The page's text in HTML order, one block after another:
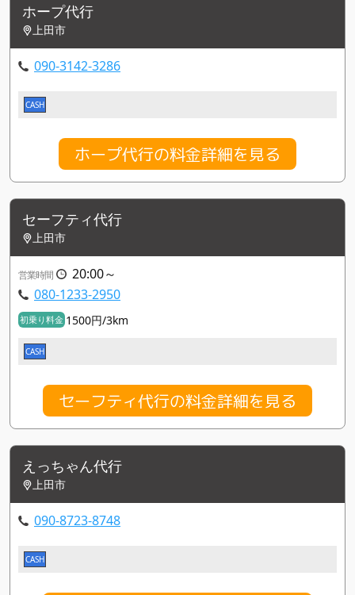
ホープ代行
上田市
090-3142-3286
CASH
ホープ代行の料金詳細を見る
セーフティ代行
上田市
営業時間
20:00～
080-1233-2950
初乗り料金 1500円/3km
CASH
セーフティ代行の料金詳細を見る
えっちゃん代行
上田市
090-8723-8748
CASH